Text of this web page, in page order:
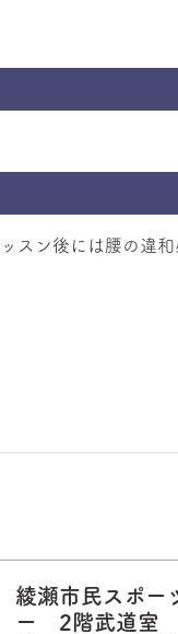
スン後には腰の違和
綾瀬市民スポー
ー 2階武道室